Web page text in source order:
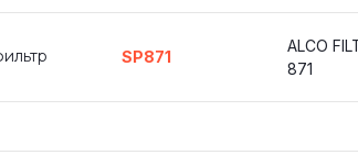
SP871
ALCO
871